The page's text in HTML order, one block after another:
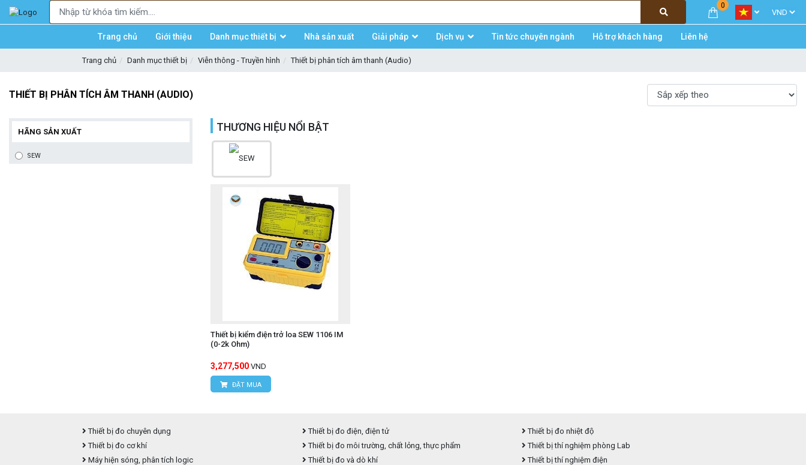
0
Trang chủ Giới thiệu Danh mục thiết bị Nhà sản xuất Giải pháp Dịch vụ Tin tức chuyên ngành Hỗ trợ khách hàng Liên hệ
Trang chủ Danh mục thiết bị Viễn thông - Truyền hình Thiết bị phân tích âm thanh (Audio)
THIẾT BỊ PHÂN TÍCH ÂM THANH (AUDIO)
THƯƠNG HIỆU NỔI BẬT
Thiết bị kiểm điện trở loa SEW 1106 IM
(0-2k Ohm)
3,277,500 VND
ĐẶT MUA
HÃNG SẢN XUẤT
SEW
Thiết bị đo chuyên dụng Thiết bị đo điện, điện tử
Thiết bị đo nhiệt độ
Thiết bị đo cơ khí
Thiết bị đo môi trường, chất lỏng, thực phẩm
Thiết bị thí nghiệm phòng Lab
Máy hiện sóng, phân tích logic
Thiết bị đo và dò khí
Thiết bị thí nghiệm điện